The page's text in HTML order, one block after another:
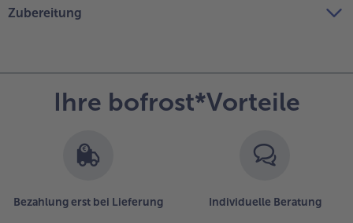
Zubereitung
Ihre bofrost*Vorteile
Bezahlung erst bei Lieferung Individuelle Beratung